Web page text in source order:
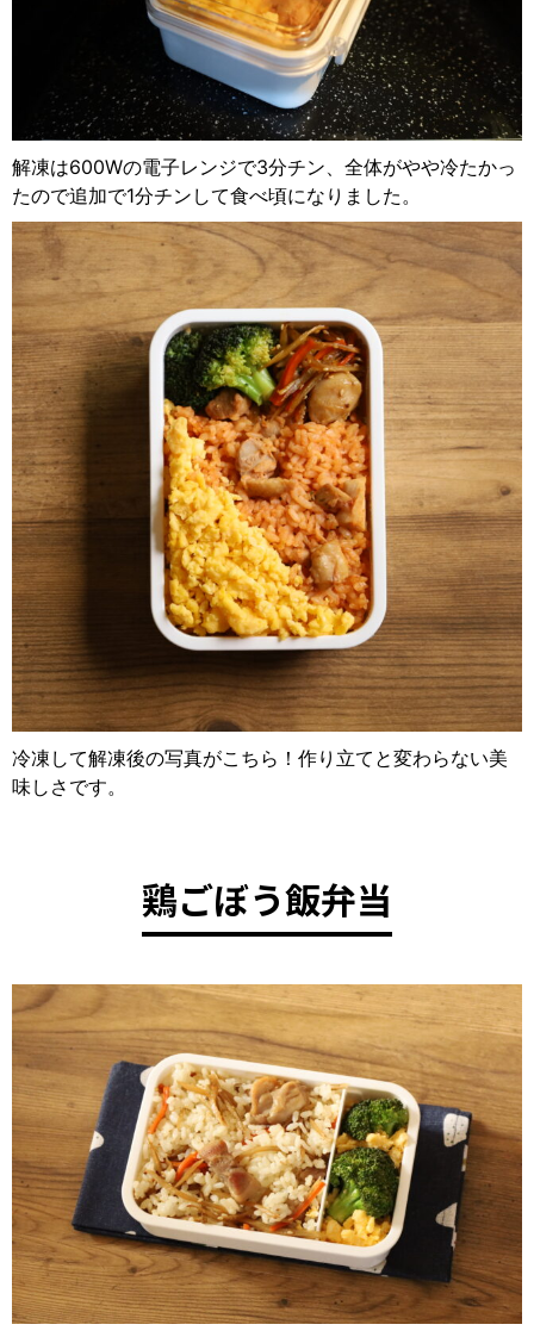
解凍は600Wの電子レンジで3分チン、全体がやや冷たかっ
たので追加で1分チンして食べ頃になりました。
冷凍して解凍後の写真がこちら！作り立てと変わらない美
味しさです。
鶏ごぼう飯弁当